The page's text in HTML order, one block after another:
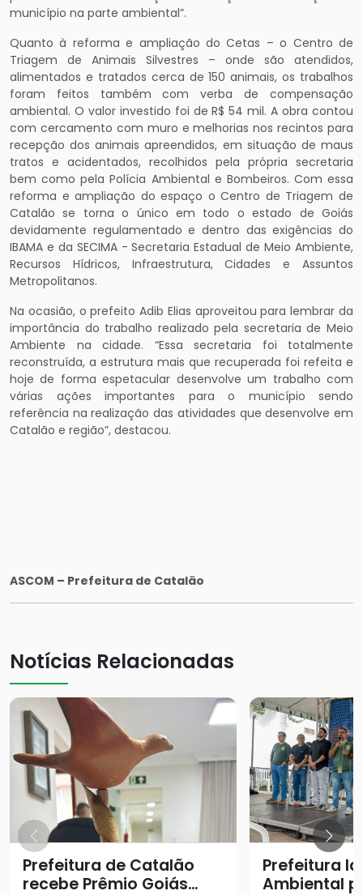
município na parte ambiental”.
Quanto à reforma e ampliação do Cetas – o Centro de
Triagem de Animais Silvestres – onde são atendidos,
alimentados e tratados cerca de 150 animais, os trabalhos
foram feitos também com verba de compensação
ambiental. O valor investido foi de R$ 54 mil. A obra contou
com cercamento com muro e melhorias nos recintos para
recepção dos animais apreendidos, em situação de maus
tratos e acidentados, recolhidos pela própria secretaria
bem como pela Polícia Ambiental e Bombeiros. Com essa
reforma e ampliação do espaço o Centro de Triagem de
Catalão se torna o único em todo o estado de Goiás
devidamente regulamentado e dentro das exigências do
IBAMA e da SECIMA - Secretaria Estadual de Meio Ambiente,
Recursos Hídricos, Infraestrutura, Cidades e Assuntos
Metropolitanos.
Na ocasião, o prefeito Adib Elias aproveitou para lembrar da
importância do trabalho realizado pela secretaria de Meio
Ambiente na cidade. “Essa secretaria foi totalmente
reconstruída, a estrutura mais que recuperada foi refeita e
hoje de forma espetacular desenvolve um trabalho com
várias ações importantes para o município sendo
referência na realização das atividades que desenvolve em
Catalão e região”, destacou.
ASCOM – Prefeitura de Catalão
Notícias Relacionadas
Prefeitura de Catalão
recebe Prêmio Goiás
Prefeitura
Ambiental